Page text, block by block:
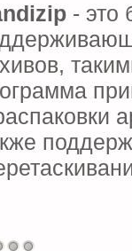
- это